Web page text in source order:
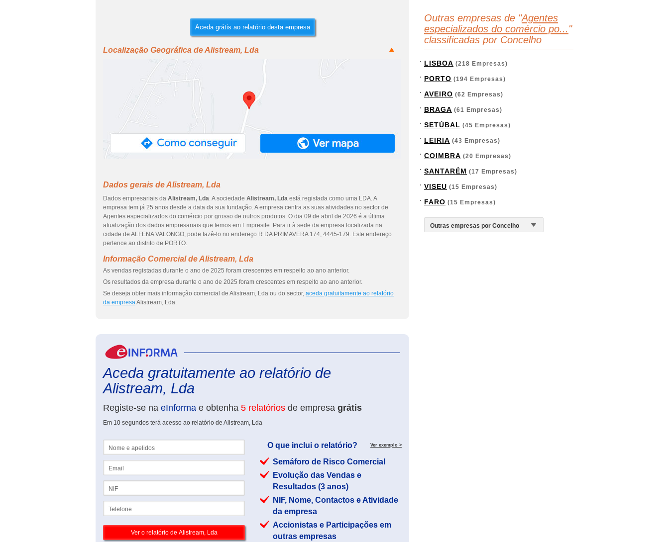
Aceda grátis ao relatório desta empresa
Localização Geográfica de Alistream, Lda
Dados gerais de Alistream, Lda
Dados empresariais da Alistream, Lda. A sociedade Alistream, Lda está registada como uma LDA. A
empresa tem já 25 anos desde a data da sua fundação. A empresa centra as suas atividades no sector de
Agentes especializados do comércio por grosso de outros produtos. O dia 09 de abril de 2026 é a última
atualização dos dados empresariais que temos em Empresite. Para ir à sede da empresa localizada na
cidade de ALFENA VALONGO, pode fazê-lo no endereço R DA PRIMAVERA 174, 4445-179. Este endereço
pertence ao distrito de PORTO.
Informação Comercial de Alistream, Lda
As vendas registadas durante o ano de 2025 foram crescentes em respeito ao ano anterior.
Os resultados da empresa durante o ano de 2025 foram crescentes em respeito ao ano anterior.
Se deseja obter mais informação comercial de Alistream, Lda ou do sector, aceda gratuitamente ao relatório
da empresaAlistream, Lda.
Aceda gratuitamente ao relatório de
Alistream, Lda
Registe-se na eInforma e obtenha 5 relatórios de empresa grátis
Em 10 segundos terá acesso ao relatório de Alistream, Lda
O que inclui o relatório? Ver exemplo >
Semáforo de Risco Comercial
Evolução das Vendas e
Resultados (3 anos)
NIF, Nome, Contactos e Atividade
da empresa
Accionistas e Participações em
outras empresas
Outras empresas de "Agentes
especializados do comércio po... "
classificadas por Concelho
LISBOA (218 Empresas)
PORTO (194 Empresas)
AVEIRO (62 Empresas)
BRAGA (61 Empresas)
SETÚBAL (45 Empresas)
LEIRIA (43 Empresas)
COIMBRA (20 Empresas)
SANTARÉM (17 Empresas)
VISEU (15 Empresas)
FARO (15 Empresas)